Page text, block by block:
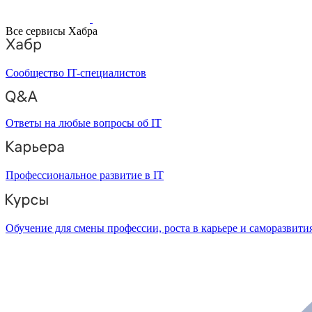
Все сервисы Хабра
Сообщество IT-специалистов
Ответы на любые вопросы об IT
Профессиональное развитие в IT
Обучение для смены профессии, роста в карьере и